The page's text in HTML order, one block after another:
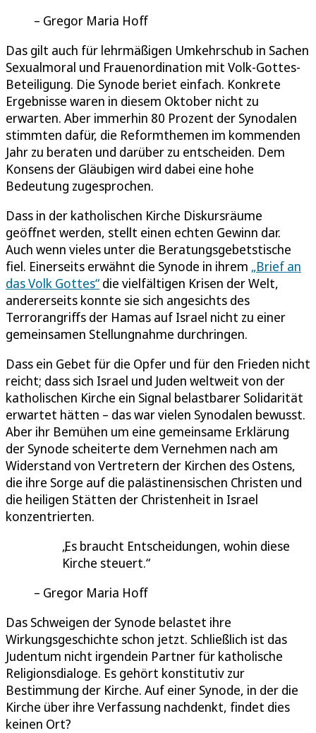
Gregor Maria Hoff
Das gilt auch für lehrmäßigen Umkehrschub in Sachen
Sexualmoral und Frauenordination mit Volk-Gottes-
Beteiligung. Die Synode beriet einfach. Konkrete
Ergebnisse waren in diesem Oktober nicht zu
erwarten. Aber immerhin 80 Prozent der Synodalen
stimmten dafür, die Reformthemen im kommenden
Jahr zu beraten und darüber zu entscheiden. Dem
Konsens der Gläubigen wird dabei eine hohe
Bedeutung zugesprochen.
Dass in der katholischen Kirche Diskursräume
geöffnet werden, stellt einen echten Gewinn dar.
Auch wenn vieles unter die Beratungsgebetstische
fiel. Einerseits erwähnt die Synode in ihrem „Brief an
das Volk Gottes“ die vielfältigen Krisen der Welt,
andererseits konnte sie sich angesichts des
Terrorangriffs der Hamas auf Israel nicht zu einer
gemeinsamen Stellungnahme durchringen.
Dass ein Gebet für die Opfer und für den Frieden nicht
reicht; dass sich Israel und Juden weltweit von der
katholischen Kirche ein Signal belastbarer Solidarität
erwartet hätten – das war vielen Synodalen bewusst.
Aber ihr Bemühen um eine gemeinsame Erklärung
der Synode scheiterte dem Vernehmen nach am
Widerstand von Vertretern der Kirchen des Ostens,
die ihre Sorge auf die palästinensischen Christen und
die heiligen Stätten der Christenheit in Israel
konzentrierten.
Es braucht Entscheidungen, wohin diese
Kirche steuert.
Gregor Maria Hoff
Das Schweigen der Synode belastet ihre
Wirkungsgeschichte schon jetzt. Schließlich ist das
Judentum nicht irgendein Partner für katholische
Religionsdialoge. Es gehört konstitutiv zur
Bestimmung der Kirche. Auf einer Synode, in der die
Kirche über ihre Verfassung nachdenkt, findet dies
keinen Ort?